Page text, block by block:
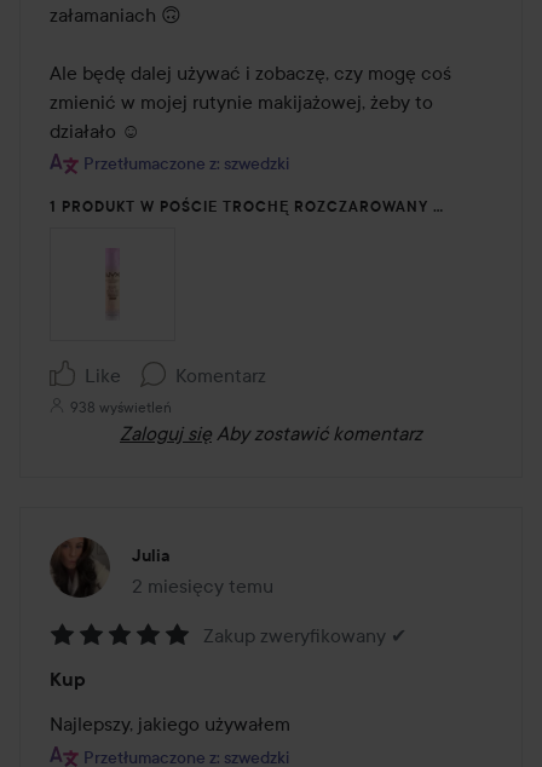
załamaniach 🙃
Ale będę dalej używać i zobaczę, czy mogę coś
zmienić w mojej rutynie makijażowej, żeby to
działało ☺️
Przetłumaczone z: szwedzki
1 PRODUKT W POŚCIE TROCHĘ ROZCZAROWANY …
Like Komentarz
938 wyświetleń
Zaloguj się Aby zostawić komentarz
Julia
2 miesięcy temu
Post został utworzony 2 miesięcy temu
5
z
5
Zakup zweryfikowany ✔
Kup
Najlepszy, jakiego używałem
Przetłumaczone z: szwedzki